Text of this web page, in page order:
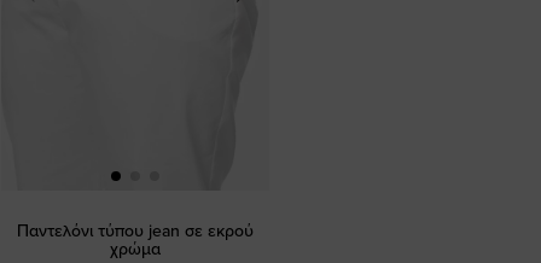
Παντελόνι τύπου jean σε εκρού
χρώμα